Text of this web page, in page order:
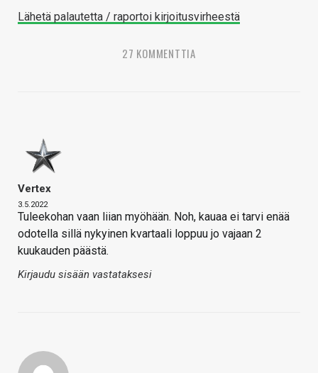
Lähetä palautetta / raportoi kirjoitusvirheestä
27 KOMMENTTIA
Vertex
3.5.2022
Tuleekohan vaan liian myöhään. Noh, kauaa ei tarvi enää
odotella sillä nykyinen kvartaali loppuu jo vajaan 2
kuukauden päästä.
Kirjaudu sisään vastataksesi